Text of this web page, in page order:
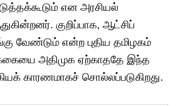
என அரசியல்
குறிப்பாக, ஆட்சிப்
வேண்டும் என்ற புதிய தமிழகம்
அதிமுக ஏற்காததே இந்த
காரணமாகச் சொல்லப்படுகிறது.